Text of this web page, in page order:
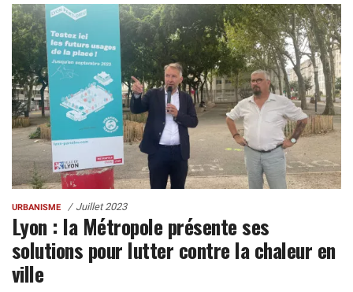
URBANISME Juillet 2023
Lyon : la Métropole présente ses
solutions pour lutter contre la chaleur en
ville